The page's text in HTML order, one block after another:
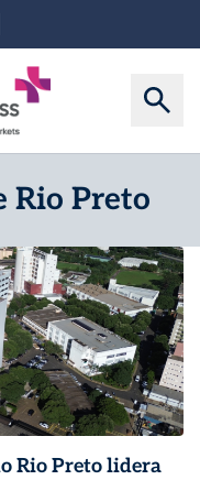
Rio Preto
Rio Preto lidera